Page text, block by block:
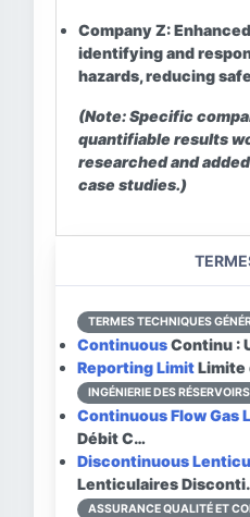
Company Z:
identifying and
hazards, reducing
(Note: Specific
quantifiable results
researched and
case studies.)
TERMES TECHNIQUES
ContinuousContinu :
Reporting LimitLimite
INGÉNIERIE DES RÉSERVOIRS
Continuous Flow Gas
Débit C…
Discontinuous
Lenticulaires
ASSURANCE QUALITÉ ET